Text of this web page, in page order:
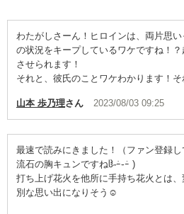
わたがしさーん！ヒロインは、両片思
の状況をキープしているワケですね！
させられます！
それと、彼氏のことワケわかります！
山本 歩乃理さん 2023/08/03 09:25
最速で読みにきました！（ファン登録し
流石の胸キュンですねჱ̒˶ｰ̀֊ｰ́ )
打ち上げ花火を他所に手持ち花火とは
別な思い出になりそう☺️